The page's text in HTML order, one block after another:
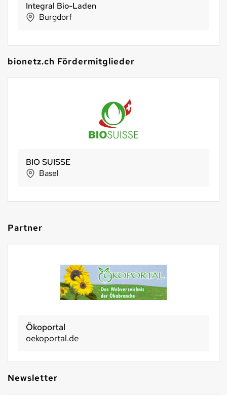
Soyana
Schlieren
bionetz.ch Fördermitglieder
Partner
Ökoportal
oekoportal.de
Newsletter